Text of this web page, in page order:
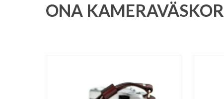
ONA KAMERAVÄSKOR